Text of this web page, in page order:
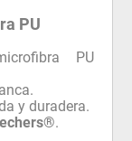
PU
PU
y duradera.
.